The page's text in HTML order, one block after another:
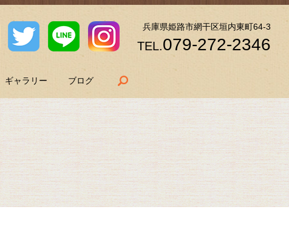
兵庫県姫路市網干区垣内東町64-3
TEL.079-272-2346
ギャラリー ブログ